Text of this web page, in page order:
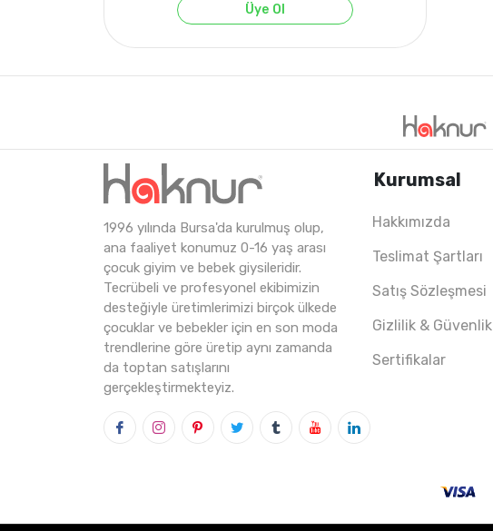
5 ADET 11-15 Years
Üye Ol
1996 yılında Bursa'da kurulmuş olup,
ana faaliyet konumuz 0-16 yaş arası
çocuk giyim ve bebek giysileridir.
Tecrübeli ve profesyonel ekibimizin
desteğiyle üretimlerimizi birçok ülkede
çocuklar ve bebekler için en son moda
trendlerine göre üretip aynı zamanda
da toptan satışlarını
gerçekleştirmekteyiz.
Kurumsal
Hakkımızda
Teslimat Şartları
Satış Sözleşmesi
Gizlilik & Güvenlik
Sertifikalar